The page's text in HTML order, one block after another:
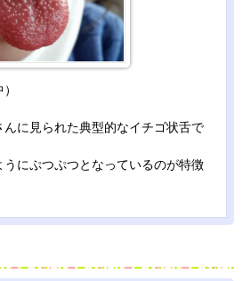
に見られた典型的なイチゴ状舌で
にぷつぷつとなっているのが特徴